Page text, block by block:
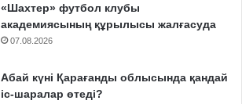
«Шахтер» футбол клубы
академиясының құрылысы жалғасуда
07.08.2026
Абай күні Қарағанды облысында қандай
іс-шаралар өтеді?